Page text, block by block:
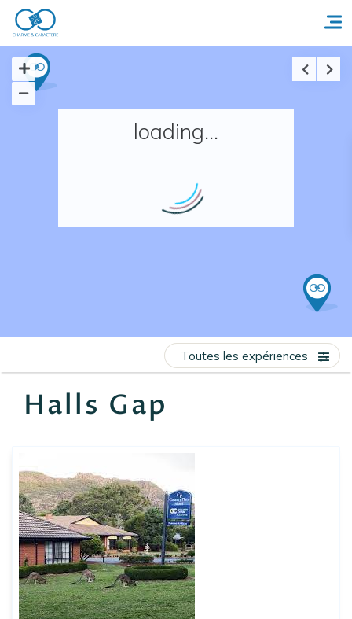
Accueil
Nos adresses en France
loading...
Halls Gap
Toutes les expériences